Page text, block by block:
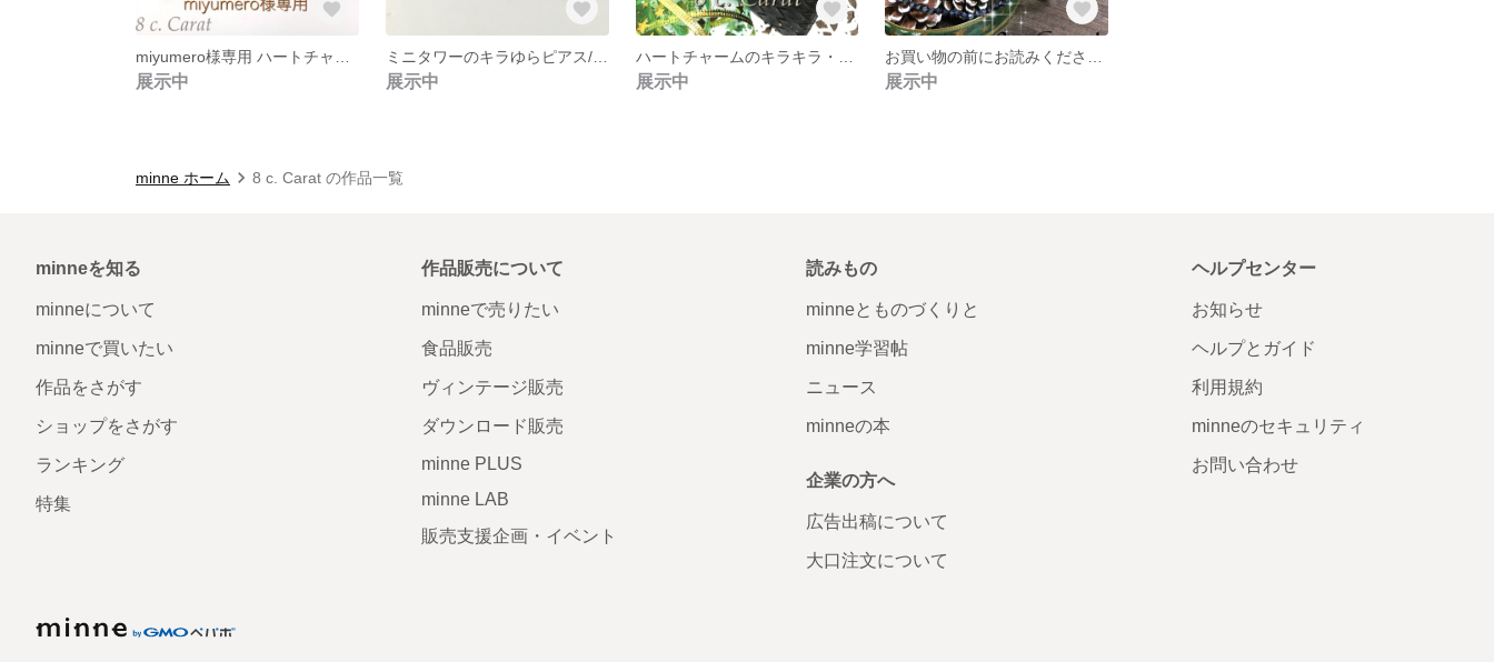
展示中
ミニタワーのキラゆらピアス/イヤリング
展示中 展示中 展示中
minne ホーム 8 c. Carat の作品一覧
minneを知る
minneについて
minneで買いたい
作品をさがす
ショップをさがす
ランキング
特集
作品販売について
minneで売りたい
食品販売
ヴィンテージ販売
ダウンロード販売
minne PLUS
minne LAB
販売支援企画・イベント
読みもの
minneとものづくりと
minne学習帖
ニュース
minneの本
企業の方へ
広告出稿について
大口注文について
ヘルプセンター
お知らせ
ヘルプとガイド
利用規約
minneのセキュリティ
お問い合わせ